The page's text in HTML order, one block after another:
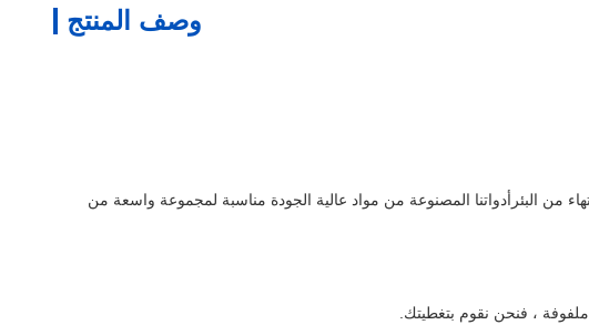
وصف المنتج
من البئرأدواتنا المصنوعة من مواد عالية الجودة مناسبة لمجموعة واسعة من
، فنحن نقوم بتغطيتك.